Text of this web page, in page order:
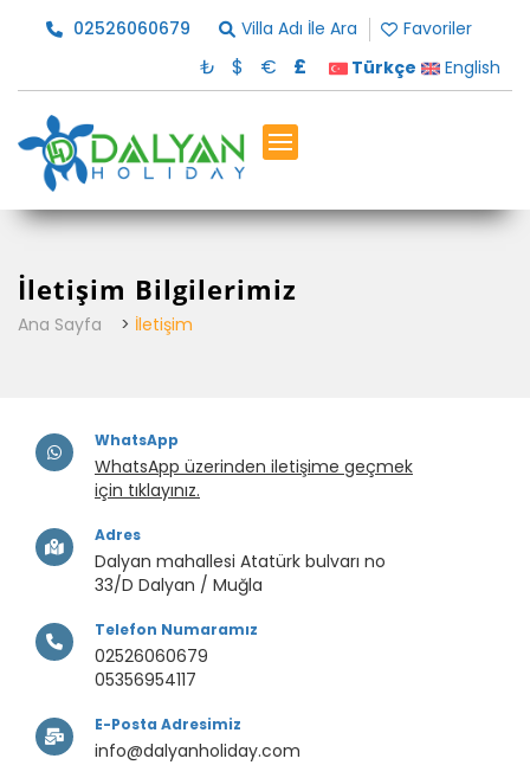
02526060679 Villa Adı İle Ara Favoriler
₺ $ € £ Türkçe English
İletişim Bilgilerimiz
Ana Sayfa > İletişim
WhatsApp
WhatsApp üzerinden iletişime geçmek
için tıklayınız.
Adres
Dalyan mahallesi Atatürk bulvarı no
33/D Dalyan / Muğla
Telefon Numaramız
02526060679
05356954117
E-Posta Adresimiz
info@dalyanholiday.com